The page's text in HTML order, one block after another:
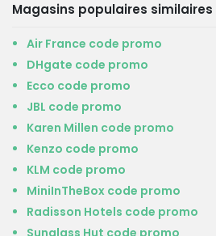
Magasins populaires
Air France code promo
DHgate code promo
Ecco code promo
JBL code promo
Karen Millen code promo
Kenzo code promo
KLM code promo
MiniInTheBox code promo
Radisson Hotels code promo
Sunglass Hut code promo